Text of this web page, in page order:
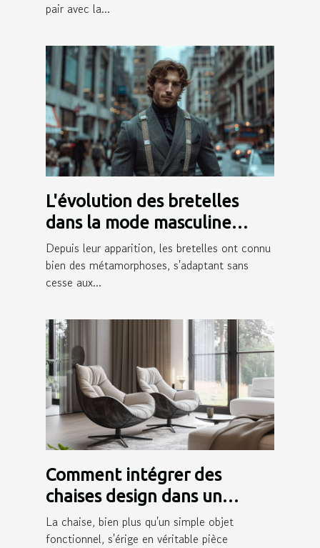
pair avec la...
L'évolution des bretelles
dans la mode masculine
moderne
Depuis leur apparition, les bretelles ont connu
bien des métamorphoses, s'adaptant sans
cesse aux...
Comment intégrer des
chaises design dans un
intérieur moderne
La chaise, bien plus qu'un simple objet
fonctionnel, s'érige en véritable pièce